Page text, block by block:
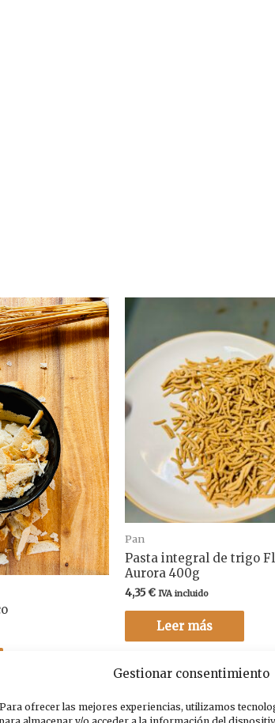
Gestionar consentimiento
Para ofrecer las mejores experiencias, utilizamos
Pan
Pasta integral de trigo
Aurora 400g
4,35€ IVA incluido
Leer más